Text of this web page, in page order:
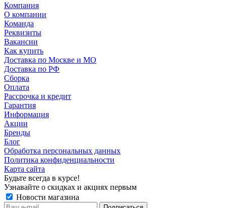
Компания
О компании
Команда
Реквизиты
Вакансии
Как купить
Доставка по Москве и МО
Доставка по РФ
Сборка
Оплата
Рассрочка и кредит
Гарантия
Информация
Акции
Бренды
Блог
Обработка персональных данных
Политика конфиденциальности
Карта сайта
Будьте всегда в курсе!
Узнавайте о скидках и акциях первым
Новости магазина